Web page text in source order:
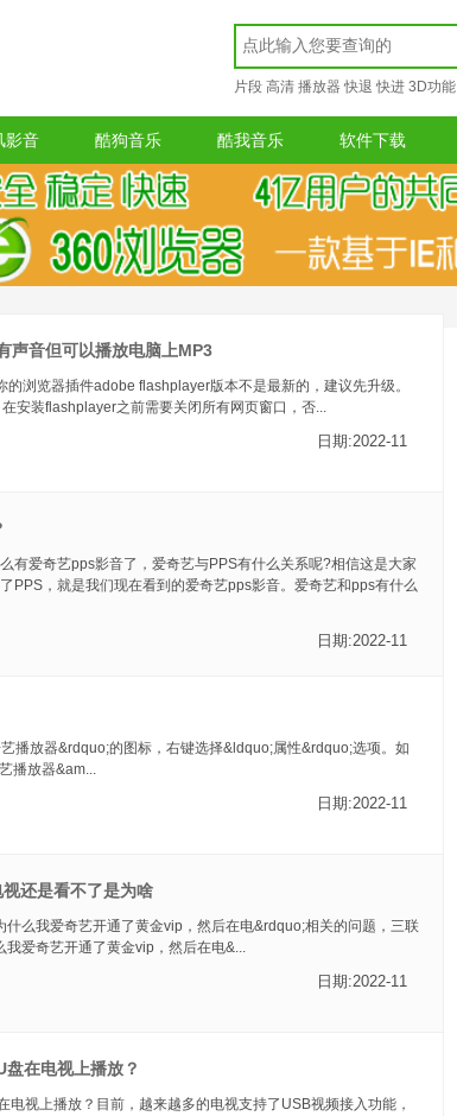
片段 高清 播放器 快退 快进 3D功能
影音 酷狗音乐 酷我音乐 软件下载
声音但可以播放电脑上MP3
浏览器插件adobe flashplayer版本不是最新的，建议先升级。
安装flashplayer之前需要关闭所有网页窗口，否...
日期:2022-11
有爱奇艺pps影音了，爱奇艺与PPS有什么关系呢?相信这是大家
PPS，就是我们现在看到的爱奇艺pps影音。爱奇艺和pps有什么
日期:2022-11
播放器&rdquo;的图标，右键选择&ldquo;属性&rdquo;选项。如
播放器&am...
日期:2022-11
还是看不了是为啥
什么我爱奇艺开通了黄金vip，然后在电&rdquo;相关的问题，三联
爱奇艺开通了黄金vip，然后在电&...
日期:2022-11
在电视上播放？
电视上播放？目前，越来越多的电视支持了USB视频接入功能，